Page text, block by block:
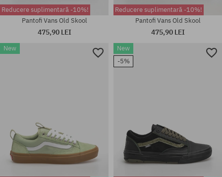
Mărimi existente:
Mărimi existente:
41; 42; 42.5; 43; 44; 44.5; 45;
Reducere suplimentară -10%!
Pantofi Vans Old Skool
475,90 LEI
Reducere suplimentară -10%!
Pantofi Vans Old Skool
475,90 LEI
New
New
-5%